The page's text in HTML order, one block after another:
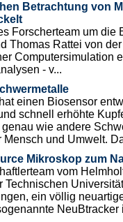
Betrachtung von
Forscherteam um die
Thomas Rattei von
Computersimulation
- v...
einen Biosensor
schnell erhöhte
genau wie andere
Mensch und Umwelt.
Mikroskop zum
vom
Technischen
ein völlig
NeuBtracker